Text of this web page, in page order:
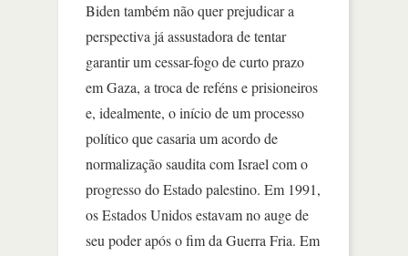
Biden também não quer prejudicar a
perspectiva já assustadora de tentar
garantir um cessar-fogo de curto prazo
em Gaza, a troca de reféns e prisioneiros
e, idealmente, o início de um processo
político que casaria um acordo de
normalização saudita com Israel com o
progresso do Estado palestino. Em 1991,
os Estados Unidos estavam no auge de
seu poder após o fim da Guerra Fria. Em